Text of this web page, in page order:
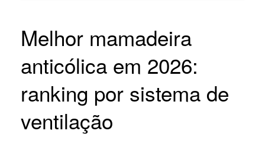
Melhor mamadeira
anticólica em 2026:
ranking por sistema de
ventilação